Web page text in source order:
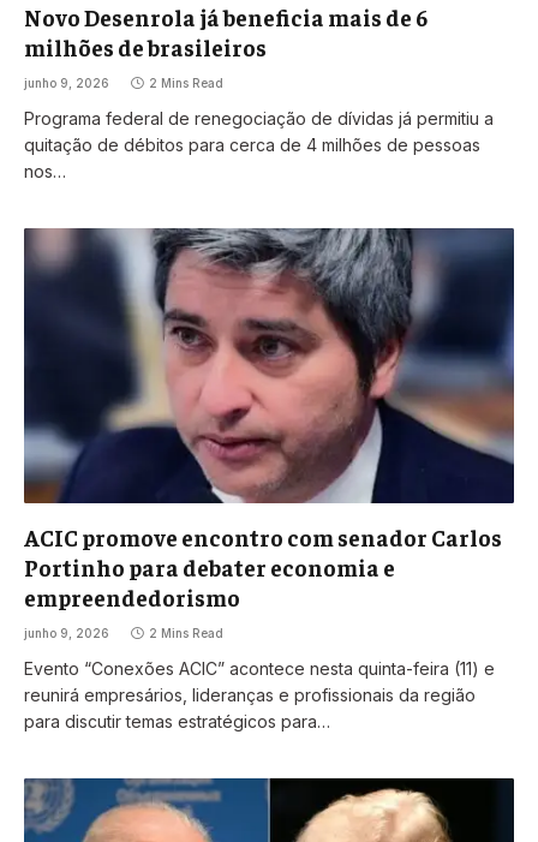
Novo Desenrola já beneficia mais de 6
milhões de brasileiros
junho 9, 2026 2 Mins Read
Programa federal de renegociação de dívidas já permitiu a
quitação de débitos para cerca de 4 milhões de pessoas
nos…
ACIC promove encontro com senador Carlos
Portinho para debater economia e
empreendedorismo
junho 9, 2026 2 Mins Read
Evento “Conexões ACIC” acontece nesta quinta-feira (11) e
reunirá empresários, lideranças e profissionais da região
para discutir temas estratégicos para…